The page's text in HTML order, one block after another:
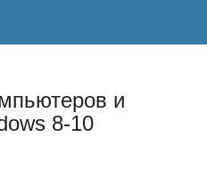
и
8-10